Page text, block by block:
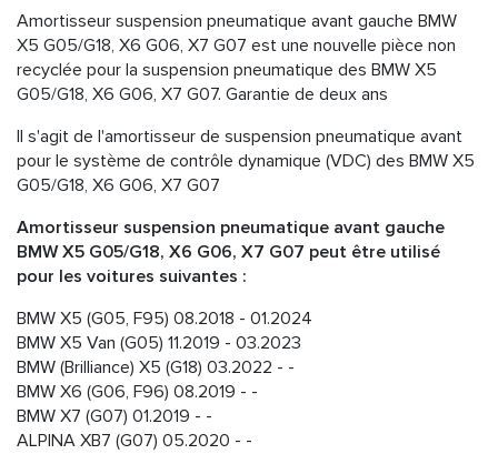
Amortisseur suspension pneumatique avant gauche BMW
X5 G05/G18, X6 G06, X7 G07 est une nouvelle pièce non
recyclée pour la suspension pneumatique des BMW X5
G05/G18, X6 G06, X7 G07. Garantie de deux ans
Il s'agit de l'amortisseur de suspension pneumatique avant
pour le système de contrôle dynamique (VDC) des BMW X5
G05/G18, X6 G06, X7 G07
Amortisseur suspension pneumatique avant gauche
BMW X5 G05/G18, X6 G06, X7 G07 peut être utilisé
pour les voitures suivantes :
BMW X5 (G05, F95) 08.2018 - 01.2024
BMW X5 Van (G05) 11.2019 - 03.2023
BMW (Brilliance) X5 (G18) 03.2022 - -
BMW X6 (G06, F96) 08.2019 - -
BMW X7 (G07) ​​​​01.2019 - -
ALPINA XB7 (G07) ​​​​05.2020 - -